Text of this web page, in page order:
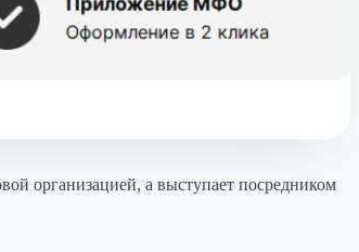
организацией, а выступает посредником